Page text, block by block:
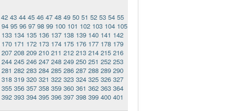
42 43 44 45 46 47 48 49 50 51 52 53 54 55
94 95 96 97 98 99 100 101 102 103 104 105
133 134 135 136 137 138 139 140 141 142
170 171 172 173 174 175 176 177 178 179
207 208 209 210 211 212 213 214 215 216
244 245 246 247 248 249 250 251 252 253
281 282 283 284 285 286 287 288 289 290
318 319 320 321 322 323 324 325 326 327
355 356 357 358 359 360 361 362 363 364
392 393 394 395 396 397 398 399 400 401